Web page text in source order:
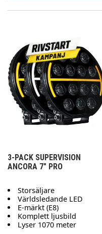
3-PACK SUPERVISION
ANCORA 7" PRO
Storsäljare
Världsledande LED
E-märkt (E8)
Komplett ljusbild
Lyser 1070 meter